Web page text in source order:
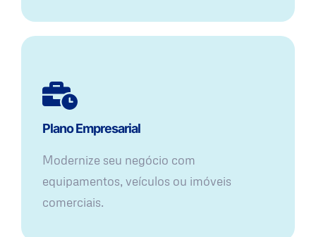
Plano Empresarial
Modernize seu negócio com
equipamentos, veículos ou imóveis
comerciais.